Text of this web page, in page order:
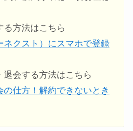
る方法はこちら
ネクスト）にスマホで登録
退会する方法はこちら
の仕方！解約できないとき